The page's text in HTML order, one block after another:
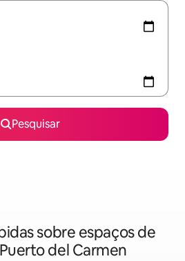
Pesquisar
sobre espaços de
del Carmen